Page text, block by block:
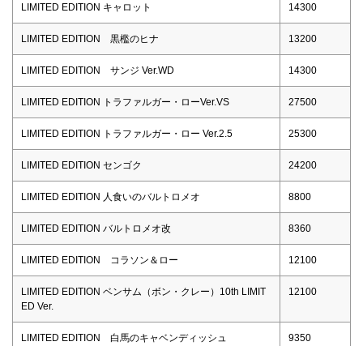
LIMITED EDITION キャロット 14300
LIMITED EDITION 黒檻のヒナ 13200
LIMITED EDITION サンジ Ver.WD 14300
LIMITED EDITION トラファルガー・ローVer.VS 27500
LIMITED EDITION トラファルガー・ロー Ver.2.5 25300
LIMITED EDITION センゴク 24200
LIMITED EDITION 人食いのバルトロメオ 8800
LIMITED EDITION バルトロメオ改 8360
LIMITED EDITION コラソン＆ロー 12100
LIMITED EDITION ベンサム（ボン・クレー）10th LIMIT
ED Ver.
12100
LIMITED EDITION 白馬のキャベンディッシュ 9350